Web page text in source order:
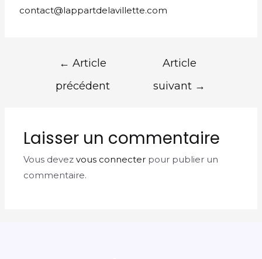
contact@lappartdelavillette.com
← Article
précédent
Article
suivant →
Laisser un commentaire
Vous devezvous connecter pour publier un
commentaire.